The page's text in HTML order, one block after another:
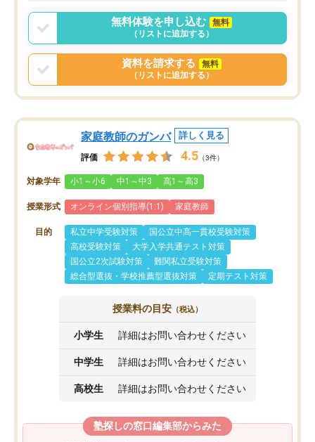
無料体験を申し込む
無料
（リストに追加する）
資料を請求する
無料
（リストに追加する）
家庭教師のガンバ 詳しく見る
評価 4.5 （3件）
対象学年 小1～小6 中1～中3 高1～高3
授業形式 オンライン個別指導(1:1) 家庭教師
目的 私立中学受験対策
国公立中高一貫校受験対策
高校受験対策
大学入学共通テスト対策
国公立2次試験対策
難関私立受験対策
総合型選抜・学校推薦型選抜対策
定期テスト対策
授業料の目安 （税込）
小学生 詳細はお問い合わせください
中学生 詳細はお問い合わせください
高校生 詳細はお問い合わせください
塾探しの窓口編集部からみた